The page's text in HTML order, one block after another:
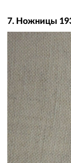
7. Ножницы